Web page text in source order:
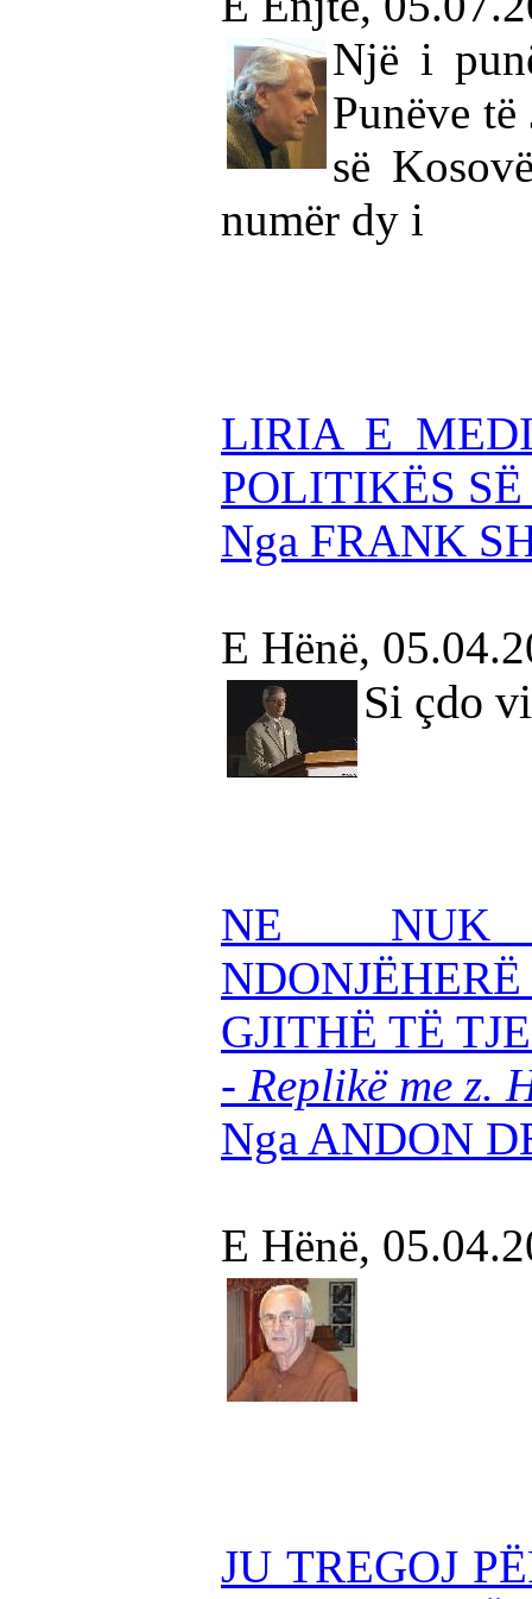
Një i
Punëve
së
numër dy i
LIRIA E
POLITIKËS
Nga FRANK
E Hënë,
Si çdo
NE NUK
GJITHË TË
- Replikë me z.
Nga ANDON
E Hënë,
JU TREGOJ